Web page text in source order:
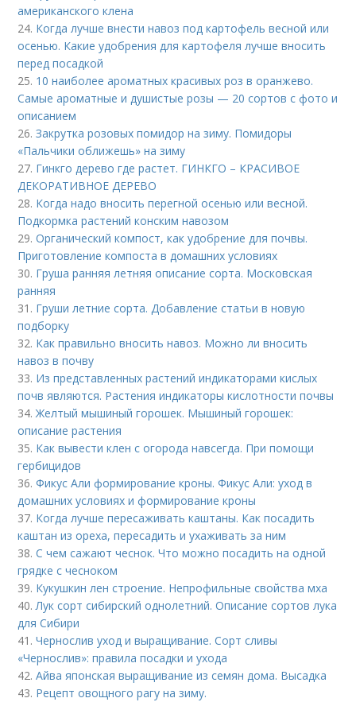
американского клена
24. Когда лучше внести навоз под картофель весной или
осенью. Какие удобрения для картофеля лучше вносить
перед посадкой
25. 10 наиболее ароматных красивых роз в оранжево.
Самые ароматные и душистые розы — 20 сортов с фото и
описанием
26.Закрутка розовых помидор на зиму. Помидоры
«Пальчики оближешь» на зиму
27. Гинкго дерево где растет. ГИНКГО – КРАСИВОЕ
ДЕКОРАТИВНОЕ ДЕРЕВО
28. Когда надо вносить перегной осенью или весной.
Подкормка растений конским навозом
29.Органический компост, как удобрение для почвы.
Приготовление компоста в домашних условиях
30. Груша ранняя летняя описание сорта. Московская
ранняя
31. Груши летние сорта. Добавление статьи в новую
подборку
32. Как правильно вносить навоз. Можно ли вносить
навоз в почву
33. Из представленных растений индикаторами кислых
почв являются. Растения индикаторы кислотности почвы
34.Желтый мышиный горошек. Мышиный горошек:
описание растения
35. Как вывести клен с огорода навсегда. При помощи
гербицидов
36.Фикус Али формирование кроны. Фикус Али: уход в
домашних условиях и формирование кроны
37. Когда лучше пересаживать каштаны. Как посадить
каштан из ореха, пересадить и ухаживать за ним
38.С чем сажают чеснок. Что можно посадить на одной
грядке с чесноком
39. Кукушкин лен строение. Непрофильные свойства мха
40.Лук сорт сибирский однолетний. Описание сортов лука
для Сибири
41.Чернослив уход и выращивание. Сорт сливы
«Чернослив»: правила посадки и ухода
42.Айва японская выращивание из семян дома. Высадка
43. Рецепт овощного рагу на зиму.